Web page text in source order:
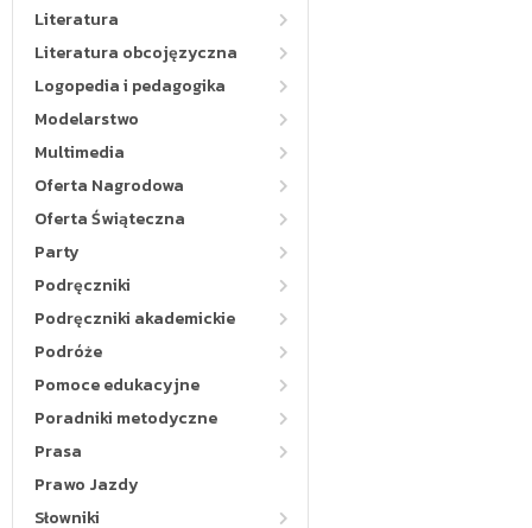
Literatura
Literatura obcojęzyczna
Logopedia i pedagogika
Modelarstwo
Multimedia
Oferta Nagrodowa
Oferta Świąteczna
Party
Podręczniki
Podręczniki akademickie
Podróże
Pomoce edukacyjne
Poradniki metodyczne
Prasa
Prawo Jazdy
Słowniki